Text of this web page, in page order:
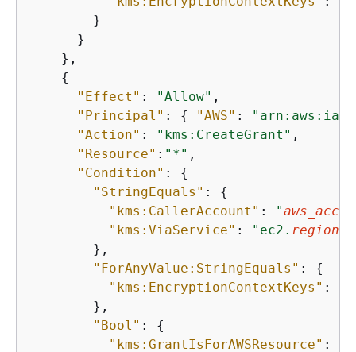
        }
      }
    },
{
"Effect" : "Allow" ,
"Principal" : { "AWS" :
"Action" : "kms:CreateGrant" ,
"Resource" : "*" ,
"Condition" : {
"StringEquals" : {
"kms:CallerAccount" : "
"kms:ViaService" : "ec2. region
        },
"ForAnyValue:StringEquals" : {
"kms:EncryptionContextKeys" :
        },
"Bool" : {
"kms:GrantIsForAWSResource" :